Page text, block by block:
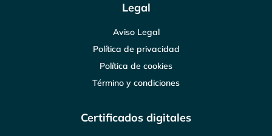
Legal
Aviso Legal
Política de privacidad
Política de cookies
Término y condiciones
Certificados digitales